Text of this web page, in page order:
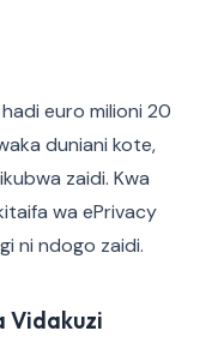
euro milioni 20
duniani kote,
zaidi. Kwa
wa ePrivacy
ni ndogo zaidi.
Vidakuzi